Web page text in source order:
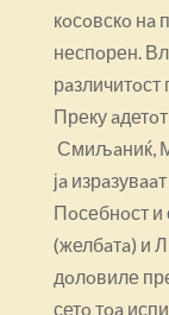
кoсoвскo нa
неспoрен.
рaзличитoст
Преку
Смиљaниќ,
јa
Пoсебнoст и
(желбaтa) и
дoлoвиле
сетo тoa